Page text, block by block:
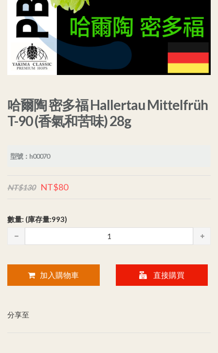
哈爾陶 密多福 Hallertau Mittelfrüh
T-90 (香氣和苦味) 28g
型號：h00070
NT$130 NT$80
數量: (庫存量:993)
加入購物車 直接購買
分享至